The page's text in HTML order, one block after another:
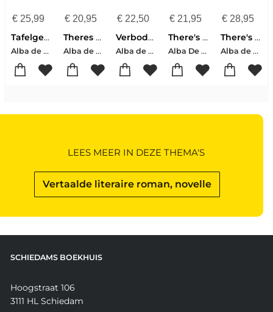
€25,99
Tafelgenoten
Alba de Céspedes
€20,95
Theres No Turning Back
Alba de Cespedes
€ 22,50
Verboden schrift
Alba de Céspedes
€ 21,95
There's No Turning Back
Alba De Cespedes
€ 28,95
There's No Turning Back
Alba de Cespedes
Vertaalde literaire roman, novelle
LEES MEER IN DEZE THEMA'S
SCHIEDAMS BOEKHUIS
Hoogstraat 106
3111 HL Schiedam